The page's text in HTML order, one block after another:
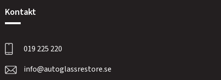
Kontakt
019 225 220
info@autoglassrestore.se